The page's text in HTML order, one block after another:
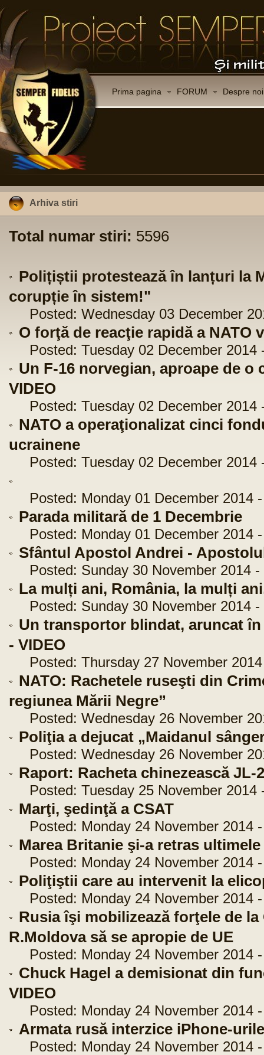
Prima pagina FORUM Despre noi
Arhiva stiri
Total numar stiri: 5596
Polițiștii protestează în lanțuri la
corupție în sistem!"
Posted: Wednesday 03 December
O forţă de reacţie rapidă a NATO
Posted: Tuesday 02 December 2014
Un F-16 norvegian, aproape de o
VIDEO
Posted: Tuesday 02 December 2014
NATO a operaţionalizat cinci
ucrainene
Posted: Tuesday 02 December 2014
Posted: Monday 01 December 2014 -
Parada militară de 1 Decembrie
Posted: Monday 01 December 2014 -
Sfântul Apostol Andrei -
Posted: Sunday 30 November 2014 -
La mulți ani, România, la mulți
Posted: Sunday 30 November 2014 -
Un transportor blindat, aruncat
- VIDEO
Posted: Thursday 27 November 2014
NATO: Rachetele ruseşti din
regiunea Mării Negre”
Posted: Wednesday 26 November
Poliţia a dejucat „Maidanul
Posted: Wednesday 26 November
Raport: Racheta chinezească
Posted: Tuesday 25 November 2014
Marţi, şedinţă a CSAT
Posted: Monday 24 November 2014 -
Marea Britanie şi-a retras
Posted: Monday 24 November 2014 -
Poliţiştii care au intervenit la
Posted: Monday 24 November 2014 -
Rusia îşi mobilizează forţele de
R.Moldova să se apropie de UE
Posted: Monday 24 November 2014 -
Chuck Hagel a demisionat din
VIDEO
Posted: Monday 24 November 2014 -
Armata rusă interzice iPhone-
Posted: Monday 24 November 2014 -